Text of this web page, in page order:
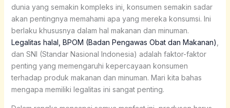
dunia yang semakin kompleks ini, konsumen semakin sadar
akan pentingnya memahami apa yang mereka konsumsi. Ini
berlaku khususnya dalam hal makanan dan minuman.
Legalitas halal, BPOM (Badan Pengawas Obat dan Makanan)
dan SNI (Standar Nasional Indonesia) adalah faktor-faktor
penting yang memengaruhi kepercayaan konsumen
terhadap produk makanan dan minuman. Mari kita bahas
mengapa memiliki legalitas ini sangat penting.